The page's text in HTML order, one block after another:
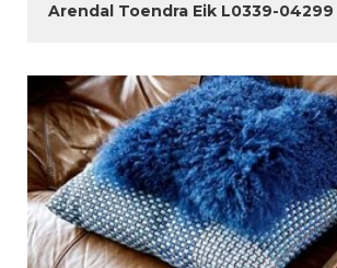
Arendal Toendra Eik L0339-04299